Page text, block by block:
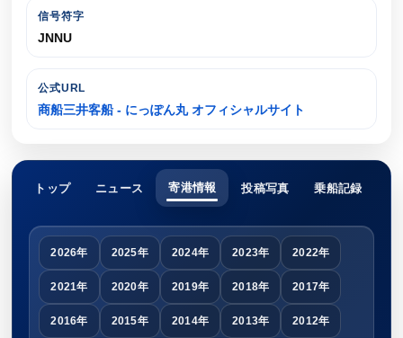
信号符字
JNNU
公式URL
商船三井客船 - にっぽん丸 オフィシャルサイト
トップ ニュース 寄港情報 投稿写真 乗船記録
2026年 2025年 2024年 2023年 2022年
2021年 2020年 2019年 2018年 2017年
2016年 2015年 2014年 2013年 2012年